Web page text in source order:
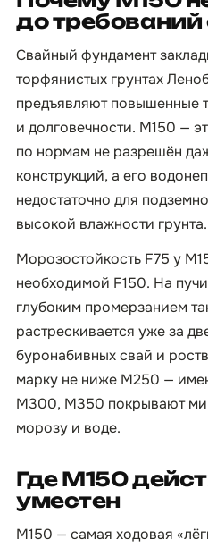
до требований
Свайный фундамент
торфянистых грунтах
предъявляют повышенные
и долговечности. М150 —
по нормам не разрешён
конструкций, а его
недостаточно для
высокой влажности грунта.
Морозостойкость F75 у
необходимой F150. На
глубоким промерзанием
растрескивается уже за
буронабивных свай и
марку не ниже М250 —
М300, М350 покрывают
морозу и воде.
Где М150
уместен
М150 — самая ходовая